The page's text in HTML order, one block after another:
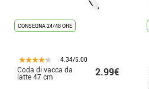
CONSEGNA 24/48 ORE
4.34/5.00
Coda di vacca da
latte 47 cm 2.99€